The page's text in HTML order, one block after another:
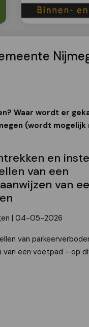
Waar wordt er
(wordt mogelijk
en
van een
van
| 04-05-2026
van
van een voetpad - op